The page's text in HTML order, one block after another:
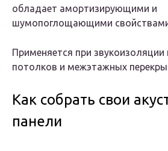
обладает амортизирующими и
шумопоглощающими
Применяется при звукоизоляции
потолков и межэтажных
Как собрать свои
панели